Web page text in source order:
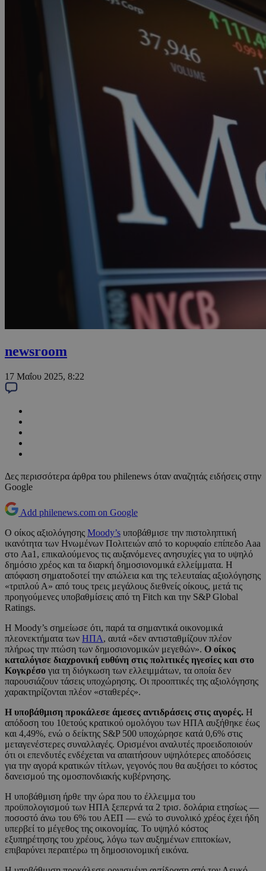
newsroom
17 Μαΐου 2025, 8:22
Δες περισσότερα άρθρα του philenews όταν αναζητάς ειδήσεις στην
Google
Add philenews.com on Google
Ο οίκος αξιολόγησης Moody’s υποβάθμισε την πιστοληπτική
ικανότητα των Ηνωμένων Πολιτειών από το κορυφαίο επίπεδο Αaa
στο Aa1, επικαλούμενος τις αυξανόμενες ανησυχίες για το υψηλό
δημόσιο χρέος και τα διαρκή δημοσιονομικά ελλείμματα. Η
απόφαση σηματοδοτεί την απώλεια και της τελευταίας αξιολόγησης
«τριπλού Α» από τους τρεις μεγάλους διεθνείς οίκους, μετά τις
προηγούμενες υποβαθμίσεις από τη Fitch και την S&P Global
Ratings.
Η Moody’s σημείωσε ότι, παρά τα σημαντικά οικονομικά
πλεονεκτήματα των ΗΠΑ, αυτά «δεν αντισταθμίζουν πλέον
πλήρως την πτώση των δημοσιονομικών μεγεθών». Ο οίκος
καταλόγισε διαχρονική ευθύνη στις πολιτικές ηγεσίες και στο
Κογκρέσο για τη διόγκωση των ελλειμμάτων, τα οποία δεν
παρουσιάζουν τάσεις υποχώρησης. Οι προοπτικές της αξιολόγησης
χαρακτηρίζονται πλέον «σταθερές».
Η υποβάθμιση προκάλεσε άμεσες αντιδράσεις στις αγορές. Η
απόδοση του 10ετούς κρατικού ομολόγου των ΗΠΑ αυξήθηκε έως
και 4,49%, ενώ ο δείκτης S&P 500 υποχώρησε κατά 0,6% στις
μεταγενέστερες συναλλαγές. Ορισμένοι αναλυτές προειδοποιούν
ότι οι επενδυτές ενδέχεται να απαιτήσουν υψηλότερες αποδόσεις
για την αγορά κρατικών τίτλων, γεγονός που θα αυξήσει το κόστος
δανεισμού της ομοσπονδιακής κυβέρνησης.
Η υποβάθμιση ήρθε την ώρα που το έλλειμμα του
προϋπολογισμού των ΗΠΑ ξεπερνά τα 2 τρισ. δολάρια ετησίως —
ποσοστό άνω του 6% του ΑΕΠ — ενώ το συνολικό χρέος έχει ήδη
υπερβεί το μέγεθος της οικονομίας. Το υψηλό κόστος
εξυπηρέτησης του χρέους, λόγω των αυξημένων επιτοκίων,
επιβαρύνει περαιτέρω τη δημοσιονομική εικόνα.